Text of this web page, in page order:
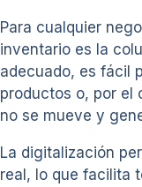
Para cualquier
inventario es la
adecuado, es fácil
productos o, por el
no se mueve y
La digitalización
real, lo que facilita